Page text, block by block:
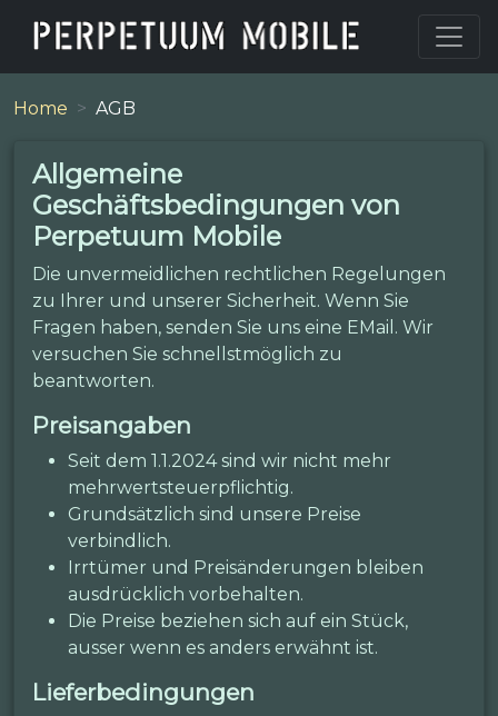
Home AGB
Allgemeine
Geschäftsbedingungen von
Perpetuum Mobile
Die unvermeidlichen rechtlichen Regelungen
zu Ihrer und unserer Sicherheit. Wenn Sie
Fragen haben, senden Sie uns eine EMail. Wir
versuchen Sie schnellstmöglich zu
beantworten.
Preisangaben
Seit dem 1.1.2024 sind wir nicht mehr
mehrwertsteuerpflichtig.
Grundsätzlich sind unsere Preise
verbindlich.
Irrtümer und Preisänderungen bleiben
ausdrücklich vorbehalten.
Die Preise beziehen sich auf ein Stück,
ausser wenn es anders erwähnt ist.
Lieferbedingungen